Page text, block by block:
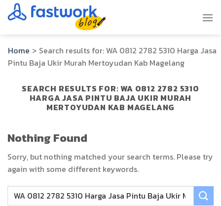
Skip
to
Home > Search results for:WA 0812 2782 5310 Harga Jasa
Pintu Baja Ukir Murah Mertoyudan Kab Magelang
SEARCH RESULTS FOR: WA 0812 2782 5310
HARGA JASA PINTU BAJA UKIR MURAH
MERTOYUDAN KAB MAGELANG
Nothing Found
Sorry, but nothing matched your search terms. Please try
again with some different keywords.